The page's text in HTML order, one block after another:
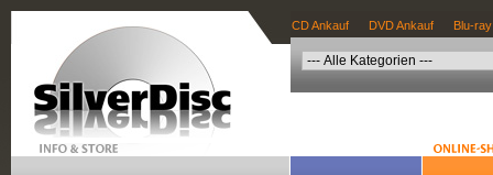
CD Ankauf DVD Ankauf Blu-